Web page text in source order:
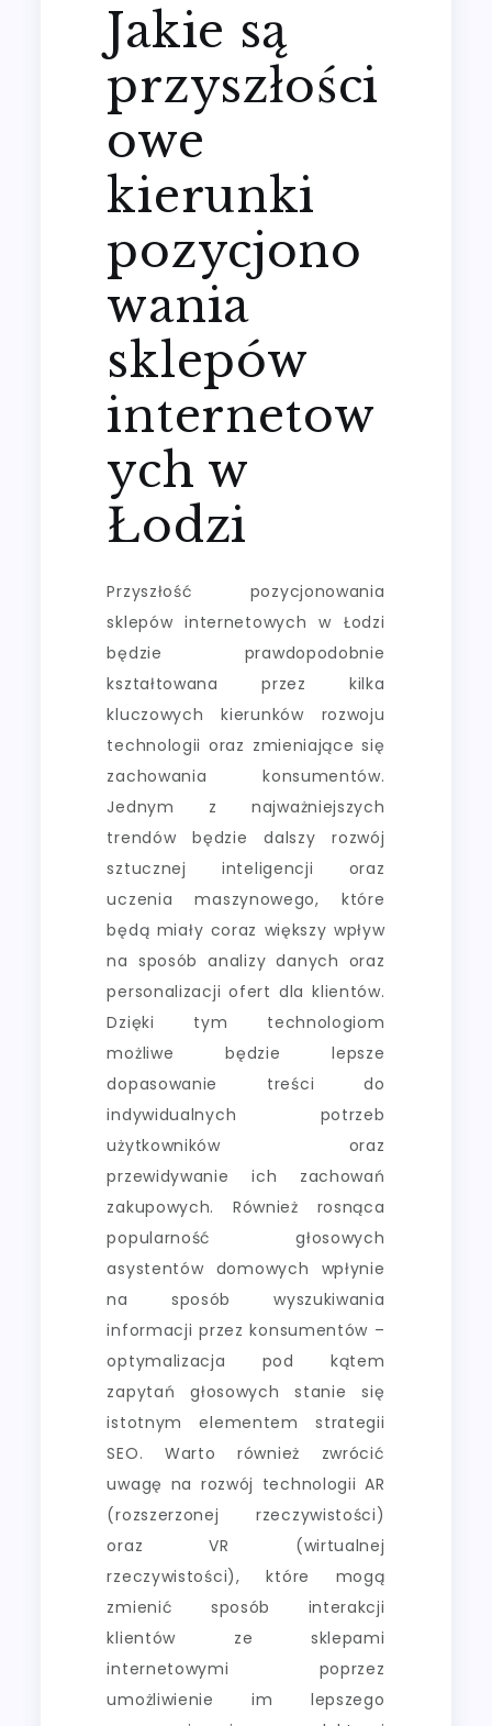
Jakie są
przyszłości
owe
kierunki
pozycjono
wania
sklepów
internetow
ych w
Łodzi
Przyszłość pozycjonowania
sklepów internetowych w Łodzi
będzie prawdopodobnie
kształtowana przez kilka
kluczowych kierunków rozwoju
technologii oraz zmieniające się
zachowania konsumentów.
Jednym z najważniejszych
trendów będzie dalszy rozwój
sztucznej inteligencji oraz
uczenia maszynowego, które
będą miały coraz większy wpływ
na sposób analizy danych oraz
personalizacji ofert dla klientów.
Dzięki tym technologiom
możliwe będzie lepsze
dopasowanie treści do
indywidualnych potrzeb
użytkowników oraz
przewidywanie ich zachowań
zakupowych. Również rosnąca
popularność głosowych
asystentów domowych wpłynie
na sposób wyszukiwania
informacji przez konsumentów –
optymalizacja pod kątem
zapytań głosowych stanie się
istotnym elementem strategii
SEO. Warto również zwrócić
uwagę na rozwój technologii AR
(rozszerzonej rzeczywistości)
oraz VR (wirtualnej
rzeczywistości), które mogą
zmienić sposób interakcji
klientów ze sklepami
internetowymi poprzez
umożliwienie im lepszego